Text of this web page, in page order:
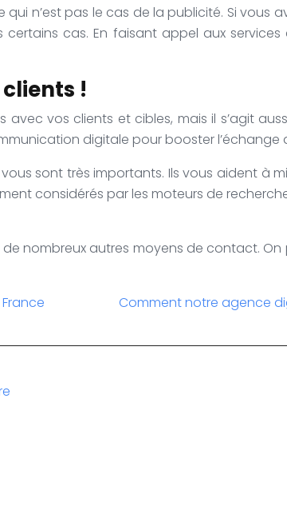
n’est pas le cas de la publicité. Si vous
cas. En faisant appel aux services
!
vos clients et cibles, mais il s’agit
digitale pour booster l’échange
sont très importants. Ils vous aident à
considérés par les moteurs de
nombreux autres moyens de contact.
Comment notre agence